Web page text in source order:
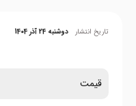
تاریخ انتشار دوشنبه 24 آذر 1404
قیمت